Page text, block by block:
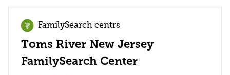
FamilySearch centrs
Toms River New Jersey
FamilySearch Center